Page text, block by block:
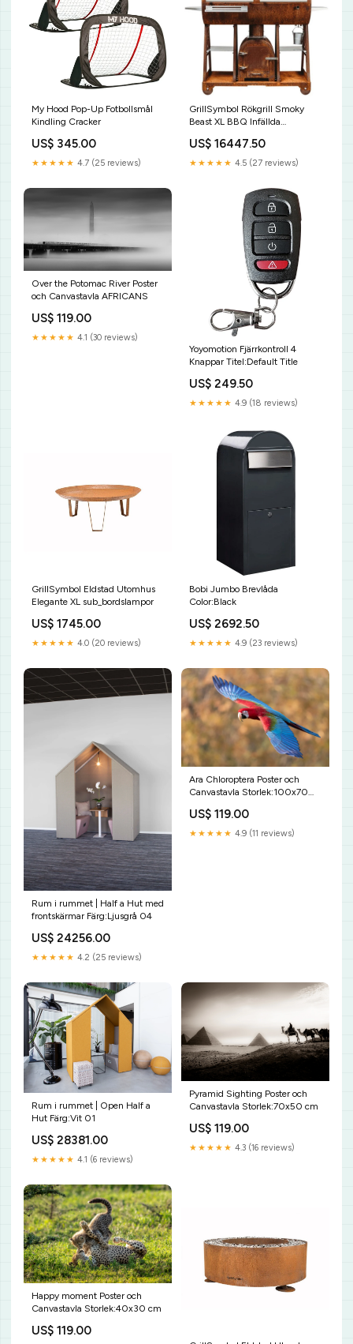
My Hood Pop-Up Fotbollsmål
Kindling Cracker
US$ 345.00
★★★★★ 4.7 (25 reviews)
GrillSymbol Rökgrill Smoky
Beast XL BBQ Infällda
US$ 16447.50
★★★★★ 4.5 (27 reviews)
Over the Potomac River Poster
och Canvastavla AFRICANS
US$ 119.00
★★★★★ 4.1 (30 reviews)
Yoyomotion Fjärrkontroll 4
Knappar Titel:Default Title
US$ 249.50
★★★★★ 4.9 (18 reviews)
GrillSymbol Eldstad Utomhus
Elegante XL sub_bordslampor
US$ 1745.00
★★★★★ 4.0 (20 reviews)
Bobi Jumbo Brevlåda
Color:Black
US$ 2692.50
★★★★★ 4.9 (23 reviews)
Rum i rummet | Half a Hut med
frontskärmar Färg:Ljusgrå 04
US$ 24256.00
★★★★★ 4.2 (25 reviews)
Ara Chloroptera Poster och
Canvastavla Storlek:100x70
US$ 119.00
★★★★★ 4.9 (11 reviews)
Rum i rummet | Open Half a
Hut Färg:Vit 01
US$ 28381.00
★★★★★ 4.1 (6 reviews)
Pyramid Sighting Poster och
Canvastavla Storlek:70x50 cm
US$ 119.00
★★★★★ 4.3 (16 reviews)
Happy moment Poster och
Canvastavla Storlek:40x30 cm
US$ 119.00